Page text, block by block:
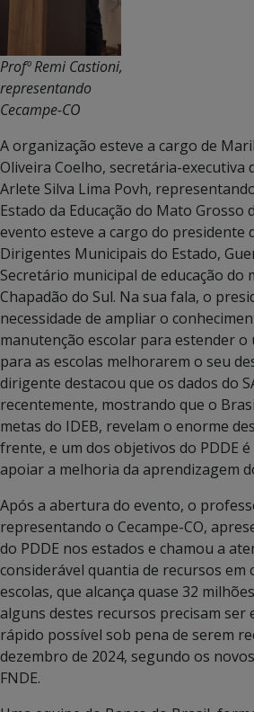
Profº Remi Castioni,
representando
Cecampe-CO
A organização esteve a cargo de
Oliveira Coelho, secretária-executiva
Arlete Silva Lima Povh,
Estado da Educação do Mato Grosso
evento esteve a cargo do presidente
Dirigentes Municipais do Estado,
Secretário municipal de educação do
Chapadão do Sul. Na sua fala, o
necessidade de ampliar o
manutenção escolar para estender o
para as escolas melhorarem o seu
dirigente destacou que os dados do
recentemente, mostrando que o
metas do IDEB, revelam o enorme
frente, e um dos objetivos do PDDE
apoiar a melhoria da aprendizagem
Após a abertura do evento, o
representando o Cecampe-CO,
do PDDE nos estados e chamou a
considerável quantia de recursos em
escolas, que alcança quase 32
alguns destes recursos precisam ser
rápido possível sob pena de serem
dezembro de 2024, segundo os
FNDE.